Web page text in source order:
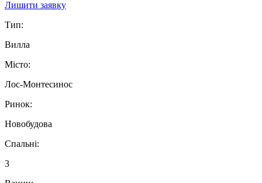
Лишити заявку
Тип:
Вилла
Місто:
Лос-Монтесинос
Ринок:
Новобудова
Спальні:
3